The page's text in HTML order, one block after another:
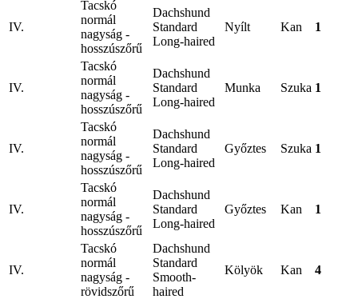
IV.
Tacskó
normál
nagyság -
hosszúszőrű
Dachshund
Standard
Long-haired
Nyílt Kan 1
IV.
Tacskó
normál
nagyság -
hosszúszőrű
Dachshund
Standard
Long-haired
Munka Szuka 1
IV.
Tacskó
normál
nagyság -
hosszúszőrű
Dachshund
Standard
Long-haired
Győztes Szuka 1
IV.
Tacskó
normál
nagyság -
hosszúszőrű
Dachshund
Standard
Long-haired
Győztes Kan 1
IV.
Tacskó
normál
nagyság -
rövidszőrű
Dachshund
Standard
Smooth-
haired
Kölyök Kan 4